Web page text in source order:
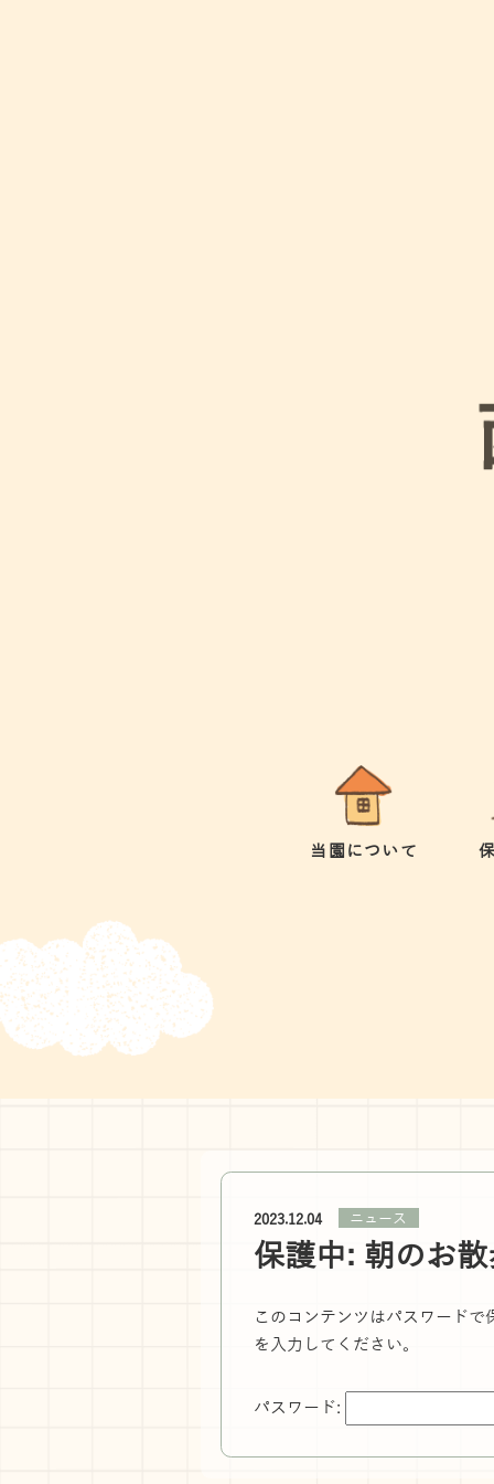
当園について
2023.12.04 ニュース
保護中: 朝のお散
このコンテンツはパスワード
を入力してください。
パスワード: